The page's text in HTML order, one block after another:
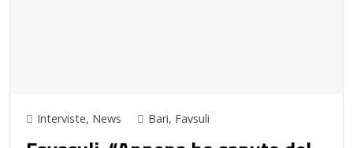
Interviste, News Bari, Favsuli